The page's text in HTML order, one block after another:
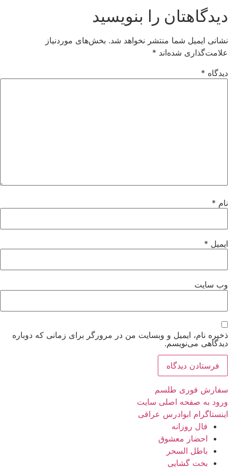
دیدگاهتان را بنویسید
نشانی ایمیل شما منتشر نخواهد شد. بخش‌های موردنیاز
علامت‌گذاری شده‌اند *
دیدگاه *
نام *
ایمیل *
وب‌ سایت
ذخیره نام، ایمیل و وبسایت من در مرورگر برای زمانی که دوباره
دیدگاهی می‌نویسم.
سفارش فوری طلسم
ورود به صفحه اصلی سایت
اینستاگرام ابوادرس عراقی
فال روزانه
احضار معشوق
باطل السحر
بخت گشایی